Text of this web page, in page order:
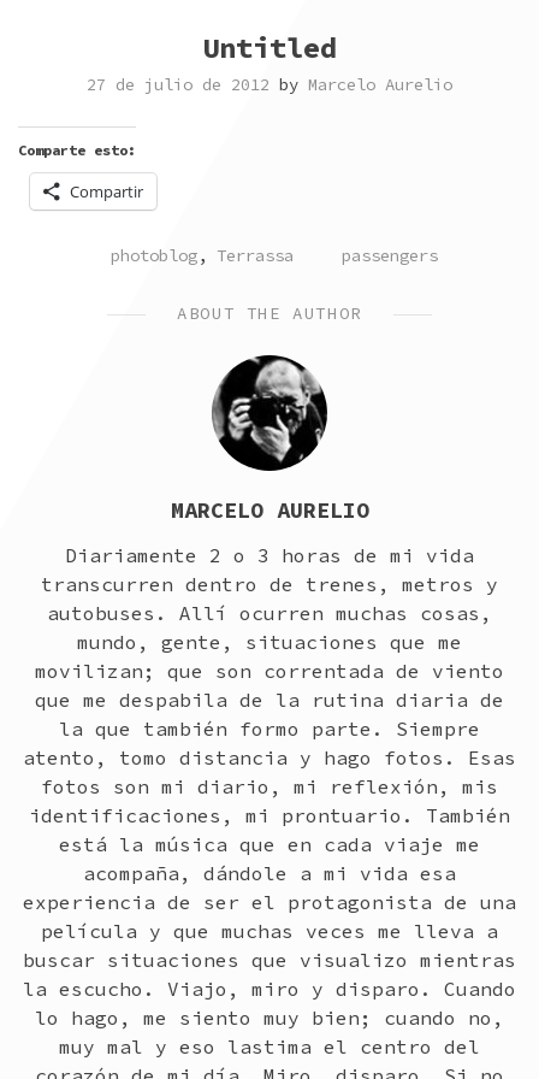
Untitled
27 de julio de 2012 by Marcelo Aurelio
Comparte esto:
Compartir
POSTED
photoblog, Terrassa TAGGED
passengers
ABOUT THE AUTHOR
MARCELO AURELIO
Diariamente 2 o 3 horas de mi vida
transcurren dentro de trenes, metros y
autobuses. Allí ocurren muchas cosas,
mundo, gente, situaciones que me
movilizan; que son correntada de viento
que me despabila de la rutina diaria de
la que también formo parte. Siempre
atento, tomo distancia y hago fotos. Esas
fotos son mi diario, mi reflexión, mis
identificaciones, mi prontuario. También
está la música que en cada viaje me
acompaña, dándole a mi vida esa
experiencia de ser el protagonista de una
película y que muchas veces me lleva a
buscar situaciones que visualizo mientras
la escucho. Viajo, miro y disparo. Cuando
lo hago, me siento muy bien; cuando no,
muy mal y eso lastima el centro del